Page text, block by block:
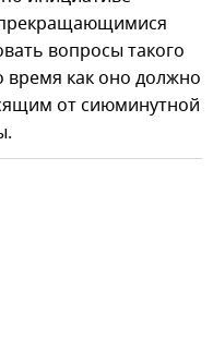
вопросы такого
время как оно должно
от сиюминутной